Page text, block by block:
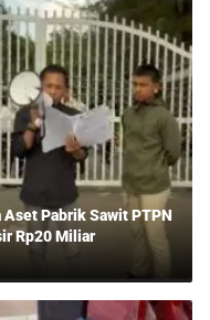
Pabrik Sawit PTPN
Rp20 Miliar